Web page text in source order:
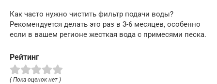
Как часто нужно чистить фильтр подачи воды?
Рекомендуется делать это раз в 3-6 месяцев, особенно
если в вашем регионе жесткая вода с примесями песка.
Рейтинг
( Пока оценок нет )